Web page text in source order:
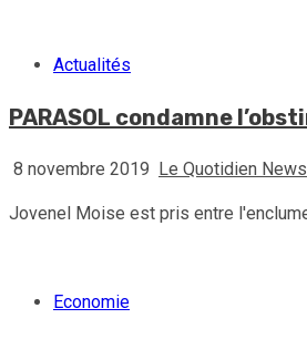
Actualités
PARASOL condamne
8 novembre 2019 Le Quotidien News
Jovenel Moise est pris entre
Economie